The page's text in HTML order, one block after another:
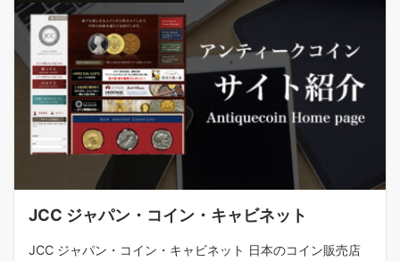
JCC ジャパン・コイン・キャビネット
JCC ジャパン・コイン・キャビネット 日本のコイン販売店